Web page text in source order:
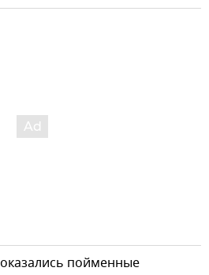
оказались пойменные